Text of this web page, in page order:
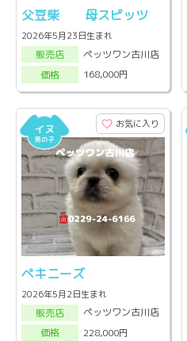
父豆柴 母スピッツ
2026年5月23日生まれ
販売店
ペッツワン古川店
価格
168,000円
お気に入り
ペキニーズ
2026年5月2日生まれ
販売店
ペッツワン古川店
価格
228,000円